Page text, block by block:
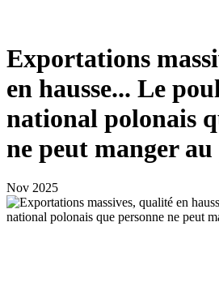
Exportations
en hausse... Le
national polonais
ne peut manger au
Nov 2025